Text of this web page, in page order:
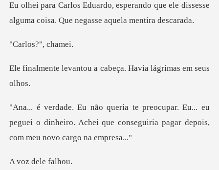
ndo que ele dissesse
alguma coisa. Q
s?", c
ou a cabeça. Havia lá
u... eu
peguei o dinheiro. Achei que conseguiria
dele f